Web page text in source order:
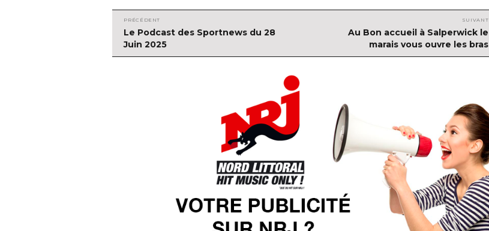
Navigation
de
PRÉCÉDENT
Article
précédent :
Le Podcast des Sportnews du 28
Juin 2025
SUIVANT
Au Bon accueil à Salperwick le
marais vous ouvre les bras